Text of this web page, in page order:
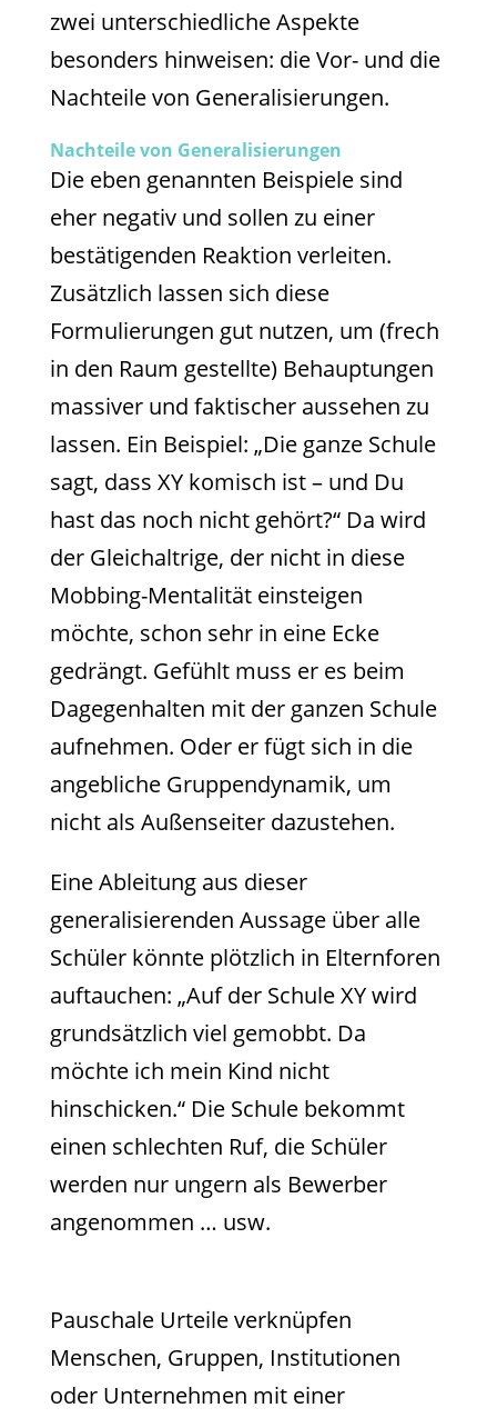
zwei unterschiedliche Aspekte
besonders hinweisen: die Vor- und die
Nachteile von Generalisierungen.
Nachteile von Generalisierungen
Die eben genannten Beispiele sind
eher negativ und sollen zu einer
bestätigenden Reaktion verleiten.
Zusätzlich lassen sich diese
Formulierungen gut nutzen, um (frech
in den Raum gestellte) Behauptungen
massiver und faktischer aussehen zu
lassen. Ein Beispiel: „Die ganze Schule
sagt, dass XY komisch ist – und Du
hast das noch nicht gehört?“ Da wird
der Gleichaltrige, der nicht in diese
Mobbing-Mentalität einsteigen
möchte, schon sehr in eine Ecke
gedrängt. Gefühlt muss er es beim
Dagegenhalten mit der ganzen Schule
aufnehmen. Oder er fügt sich in die
angebliche Gruppendynamik, um
nicht als Außenseiter dazustehen.
Eine Ableitung aus dieser
generalisierenden Aussage über alle
Schüler könnte plötzlich in Elternforen
auftauchen: „Auf der Schule XY wird
grundsätzlich viel gemobbt. Da
möchte ich mein Kind nicht
hinschicken.“ Die Schule bekommt
einen schlechten Ruf, die Schüler
werden nur ungern als Bewerber
angenommen … usw.
Pauschale Urteile verknüpfen
Menschen, Gruppen, Institutionen
oder Unternehmen mit einer